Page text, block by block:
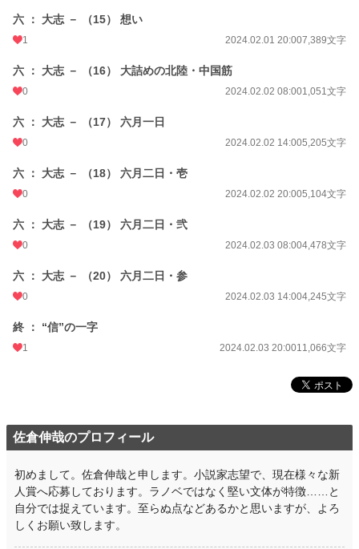
六 ： 大志 － （15） 想い
1 2024.02.01 20:007,389文字
六 ： 大志 － （16） 大詰めの北陸・中国筋
0 2024.02.02 08:001,051文字
六 ： 大志 － （17） 六月一日
0 2024.02.02 14:005,205文字
六 ： 大志 － （18） 六月二日・壱
0 2024.02.02 20:005,104文字
六 ： 大志 － （19） 六月二日・弐
0 2024.02.03 08:004,478文字
六 ： 大志 － （20） 六月二日・参
0 2024.02.03 14:004,245文字
終 ： “信”の一字
1 2024.02.03 20:0011,066文字
佐倉伸哉のプロフィール
初めまして。佐倉伸哉と申します。小説家志望で、現在様々な新
人賞へ応募しております。ラノベではなく堅い文体が特徴……と
自分では捉えています。至らぬ点などあるかと思いますが、よろ
しくお願い致します。